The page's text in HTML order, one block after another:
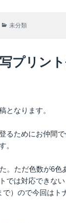
カ
ー
未分類
プリン
となります。
るためにお仲間
。
。ただ色数が6色
では対応できな
で）ので今回はト